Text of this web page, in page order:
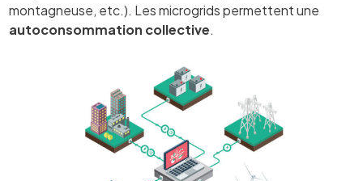
montagneuse, etc.). Les microgrids permettent une
autoconsommation collective.